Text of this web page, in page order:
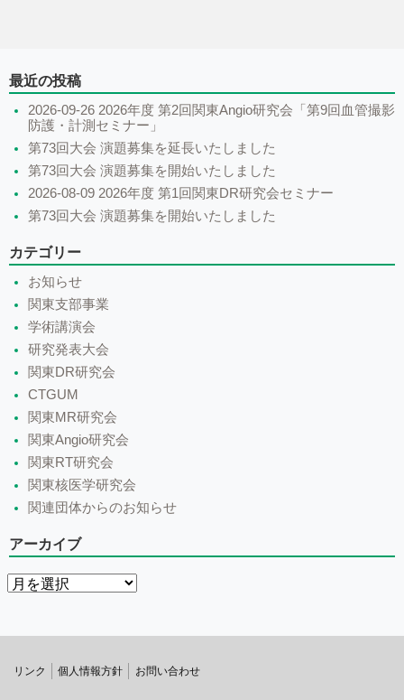
最近の投稿
2026-09-26 2026年度 第2回関東Angio研究会「第9回血管撮影
防護・計測セミナー」
第73回大会 演題募集を延長いたしました
第73回大会 演題募集を開始いたしました
2026-08-09 2026年度 第1回関東DR研究会セミナー
第73回大会 演題募集を開始いたしました
カテゴリー
お知らせ
関東支部事業
学術講演会
研究発表大会
関東DR研究会
CTGUM
関東MR研究会
関東Angio研究会
関東RT研究会
関東核医学研究会
関連団体からのお知らせ
アーカイブ
リンク 個人情報方針 お問い合わせ